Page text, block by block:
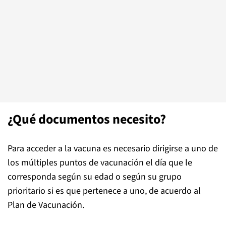
¿Qué documentos necesito?
Para acceder a la vacuna es necesario dirigirse a uno de
los múltiples puntos de vacunación el día que le
corresponda según su edad o según su grupo
prioritario si es que pertenece a uno, de acuerdo al
Plan de Vacunación.